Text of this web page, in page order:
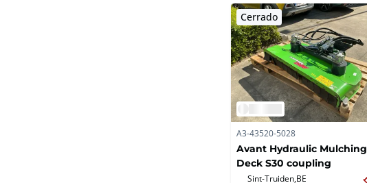
Cerrado
A3-43520-5028
Avant Hydraulic Mulching
Deck S30 coupling
Sint-Truiden, BE